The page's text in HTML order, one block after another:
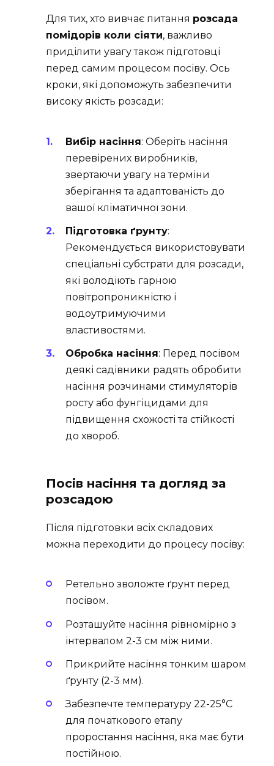
Для тих, хто вивчає питання розсада
помідорів коли сіяти, важливо
приділити увагу також підготовці
перед самим процесом посіву. Ось
кроки, які допоможуть забезпечити
високу якість розсади:
Вибір насіння: Оберіть насіння
перевірених виробників,
звертаючи увагу на терміни
зберігання та адаптованість до
вашої кліматичної зони.
Підготовка ґрунту:
Рекомендується використовувати
спеціальні субстрати для розсади,
які володіють гарною
повітропроникністю і
водоутримуючими
властивостями.
Обробка насіння: Перед посівом
деякі садівники радять обробити
насіння розчинами стимуляторів
росту або фунгіцидами для
підвищення схожості та стійкості
до хвороб.
Посів насіння та догляд за
розсадою
Після підготовки всіх складових
можна переходити до процесу посіву:
Ретельно зволожте ґрунт перед
посівом.
Розташуйте насіння рівномірно з
інтервалом 2-3 см між ними.
Прикрийте насіння тонким шаром
ґрунту (2-3 мм).
Забезпечте температуру 22-25°C
для початкового етапу
проростання насіння, яка має бути
постійною.